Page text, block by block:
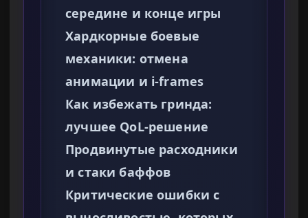
середине и конце игры
Хардкорные боевые
механики: отмена
анимации и i-frames
Как избежать гринда:
лучшее QoL-решение
Продвинутые расходники
и стаки баффов
Критические ошибки с